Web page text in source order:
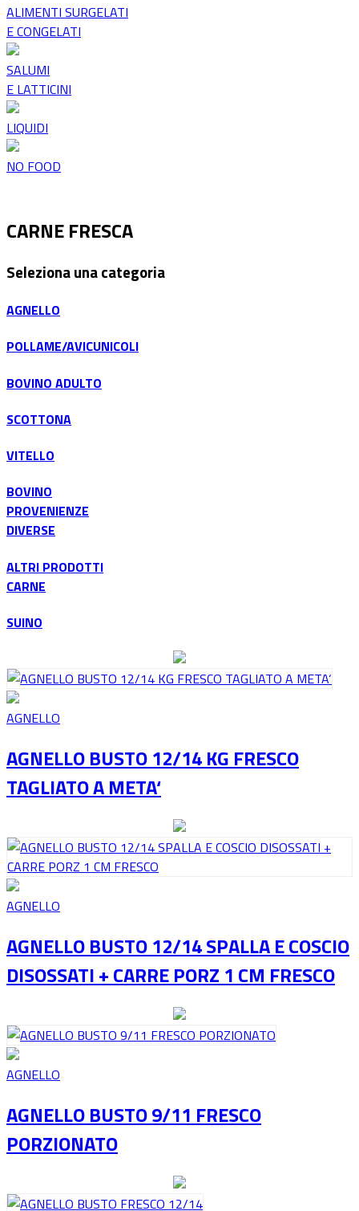
ALIMENTI SURGELATI
E CONGELATI
SALUMI
E LATTICINI
LIQUIDI
NO FOOD
CARNE FRESCA
Seleziona una categoria
AGNELLO
POLLAME/AVICUNICOLI
BOVINO ADULTO
SCOTTONA
VITELLO
BOVINO
PROVENIENZE
DIVERSE
ALTRI PRODOTTI
CARNE
SUINO
AGNELLO
AGNELLO BUSTO 12/14 KG FRESCO
TAGLIATO A META‘
AGNELLO
AGNELLO BUSTO 12/14 SPALLA E COSCIO
DISOSSATI + CARRE PORZ 1 CM FRESCO
AGNELLO
AGNELLO BUSTO 9/11 FRESCO
PORZIONATO